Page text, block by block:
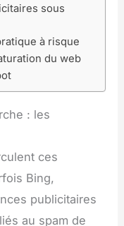
sous
à risque
du web
: les
ces
Bing,
publicitaires
au spam de